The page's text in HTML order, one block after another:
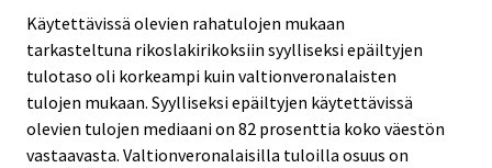
Käytettävissä olevien rahatulojen mukaan
tarkasteltuna rikoslakirikoksiin syylliseksi epäiltyjen
tulotaso oli korkeampi kuin valtionveronalaisten
tulojen mukaan. Syylliseksi epäiltyjen käytettävissä
olevien tulojen mediaani on 82 prosenttia koko väestön
vastaavasta. Valtionveronalaisilla tuloilla osuus on